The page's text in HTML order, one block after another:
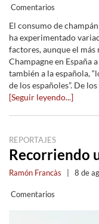
Comentarios
El consumo de
ha experimentado
factores, aunque el
Champagne en España
también a la española,
de los españoles”. De los
[Seguir leyendo...]
REPORTAJES
Recorriendo
Ramón Francàs 8 de
Comentarios